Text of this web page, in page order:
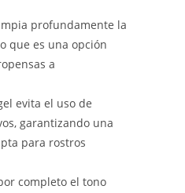
profundamente la
que es una opción
a
evita el uso de
garantizando una
para rostros
completo el tono